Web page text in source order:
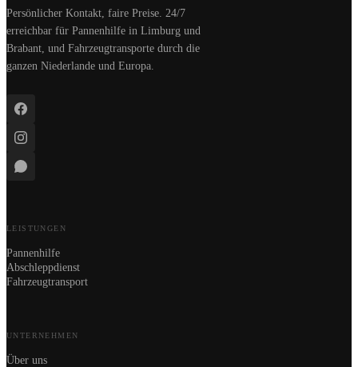
Persönlicher Kontakt, faire Preise. 24/7
erreichbar für Pannenhilfe in Limburg und
Brabant, und Fahrzeugtransporte durch die
ganzen Niederlande und Europa.
LEISTUNGEN
Pannenhilfe
Abschleppdienst
Fahrzeugtransport
UNTERNEHMEN
Über uns